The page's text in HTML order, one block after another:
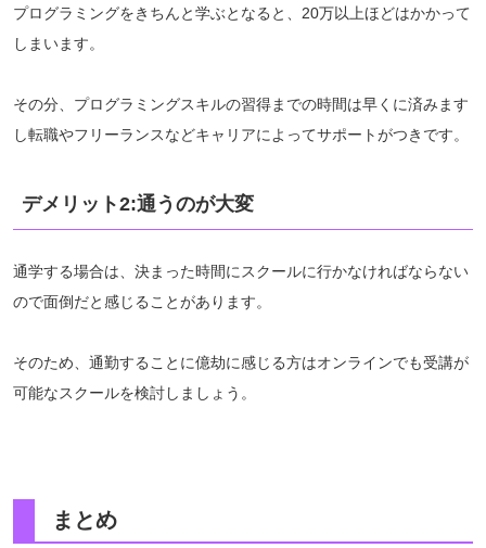
プログラミングをきちんと学ぶとなると、20万以上ほどはかかって
しまいます。
その分、プログラミングスキルの習得までの時間は早くに済みます
し転職やフリーランスなどキャリアによってサポートがつきです。
デメリット2:通うのが大変
通学する場合は、決まった時間にスクールに行かなければならない
ので面倒だと感じることがあります。
そのため、通勤することに億劫に感じる方はオンラインでも受講が
可能なスクールを検討しましょう。
まとめ